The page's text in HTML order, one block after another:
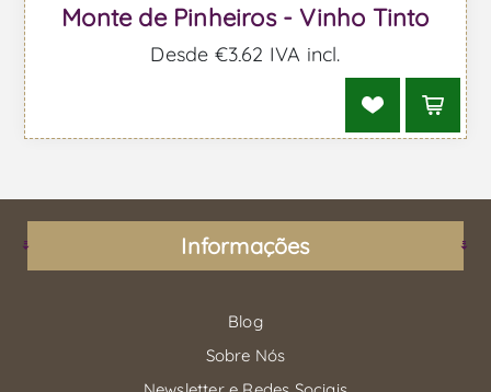
Monte de Pinheiros - Vinho Tinto
Desde €3,62 IVA incl.
Informações
Blog
Sobre Nós